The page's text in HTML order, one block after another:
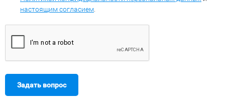
настоящим согласием
Задать вопрос